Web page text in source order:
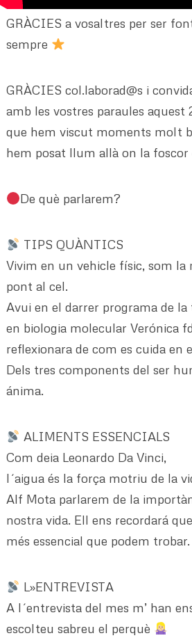
GRÀCIES a vosaltres per ser
sempre
GRÀCIES col.laborad@s i
amb les vostres paraules aquest
que hem viscut moments molt
hem posat llum allà on la foscor
De què parlarem?
TIPS QUÀNTICS
Vivim en un vehicle físic, som la
pont al cel.
Avui en el darrer programa de la
en biologia molecular Verónica
reflexionara de com es cuida en
Dels tres components del ser
ánima.
ALIMENTS ESSENCIALS
Com deia Leonardo Da Vinci,
l´aigua és la força motriu de la
Alf Mota parlarem de la
nostra vida. Ell ens recordará
més essencial que podem trobar.
L»ENTREVISTA
A l´entrevista del mes m’ han
escolteu sabreu el perquè